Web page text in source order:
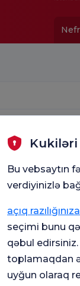
Fakültəsi
Bu vebsaytın
verdiyinizlə
açıq razılığınıza
seçimi bunu
qəbul
toplamaqdan
uyğun olaraq